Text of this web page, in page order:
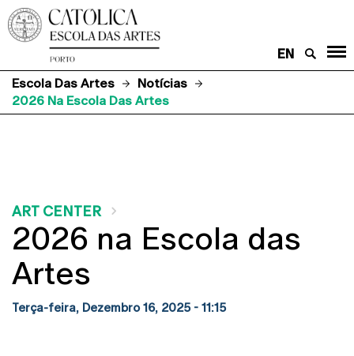
EN
Escola Das Artes
Notícias
2026 Na Escola Das Artes
ART CENTER
2026 na Escola das
Artes
Terça-feira, Dezembro 16, 2025 - 11:15